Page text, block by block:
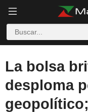
La bolsa
desploma